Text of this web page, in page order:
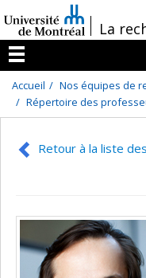
au
contenu
/La
Menu
Accueil
Nos équipes de
Répertoire des
Retour à la liste